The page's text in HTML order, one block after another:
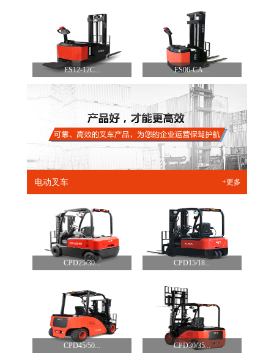
ES12-12C... ES06-CA ...
电动叉车 +更多
CPD25/30... CPD15/18...
CPD45/50... CPD30/35...